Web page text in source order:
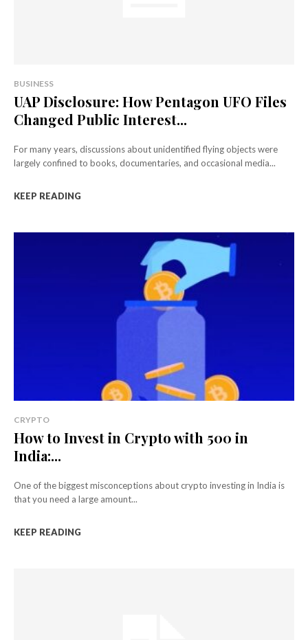
BUSINESS
UAP Disclosure: How Pentagon UFO Files
Changed Public Interest...
For many years, discussions about unidentified flying objects were
largely confined to books, documentaries, and occasional media...
KEEP READING
CRYPTO
How to Invest in Crypto with ₹500 in
India:...
One of the biggest misconceptions about crypto investing in India is
that you need a large amount...
KEEP READING